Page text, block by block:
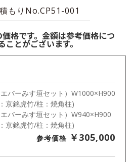
もりNo.CP51-001
格です。金額は参考価格につ
とがございます。
バーみす垣セット）W1000×H900
京銘虎竹/柱：焼角柱)
バーみす垣セット）W940×H900
京銘虎竹/柱：焼角柱)
参考価格 ￥305,000